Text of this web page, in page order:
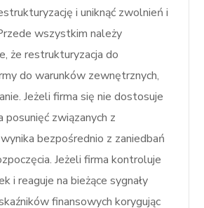
i uniknąć zwolnień i
wszystkim należy
że restrukturyzacja do
do warunków zewnętrznych,
Jeżeli firma się nie dostosuje
posunięć związanych z
bezpośrednio z zaniedbań
Jeżeli firma kontroluje
i reaguje na bieżące sygnały
finansowych korygując